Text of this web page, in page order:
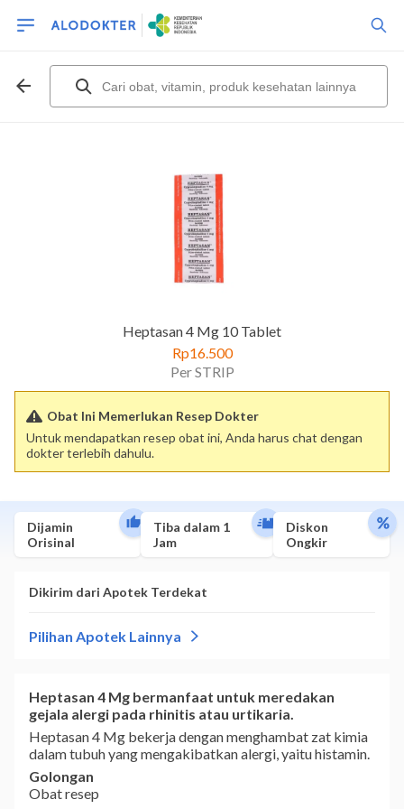
Heptasan 4 Mg 10 Tablet
Rp16.500
Per STRIP
Obat Ini Memerlukan Resep Dokter
Untuk mendapatkan resep obat ini, Anda harus chat dengan
dokter terlebih dahulu.
Dijamin
Orisinal
Tiba dalam 1
Jam
Diskon
Ongkir
Heptasan 4 Mg bermanfaat untuk meredakan
gejala alergi pada rhinitis atau urtikaria.
Heptasan 4 Mg bekerja dengan menghambat zat kimia
dalam tubuh yang mengakibatkan alergi, yaitu histamin.
Golongan
Obat resep